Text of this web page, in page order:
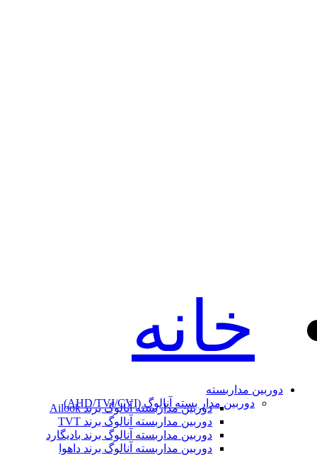
خانه
دوربین مداربسته
دوربین مدار بسته آنالوگ (AHD/TVI/CVI)
دوربین مداربسته آنالوگ برند Ailook
دوربین مداربسته آنالوگ برند TVT
دوربین مداربسته آنالوگ برند بادیگارد
دوربین مداربسته آنالوگ برند داهوا